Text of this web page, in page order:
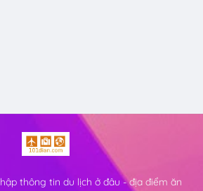
thông tin du lịch ở đâu - địa điểm ăn